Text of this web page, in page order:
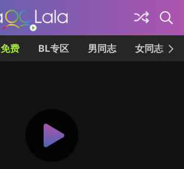
免费 BL专区 男同志 女同志